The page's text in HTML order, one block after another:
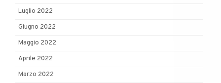
Luglio 2022
Giugno 2022
Maggio 2022
Aprile 2022
Marzo 2022